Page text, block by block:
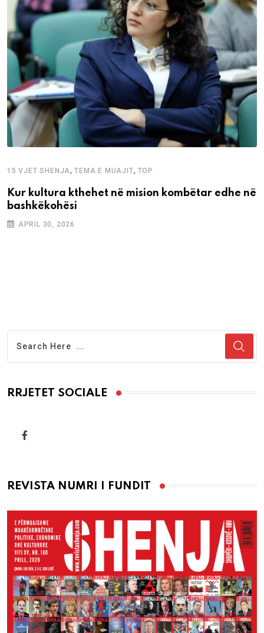
15 VJET SHENJA,TEMA E MUAJIT, TOP
Kur kultura kthehet në mision kombëtar edhe në
bashkëkohësi
APRIL 30, 2026
RRJETET SOCIALE
REVISTA NUMRI I FUNDIT